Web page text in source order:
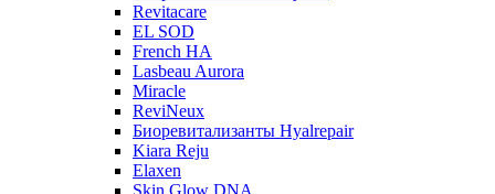
Revitacare
EL SOD
French HA
Lasbeau Aurora
Miracle
ReviNeux
Биоревитализанты Hyalrepair
Kiara Reju
Elaxen
Skin Glow DNA